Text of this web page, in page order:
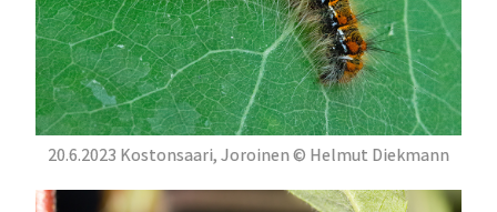
20.6.2023 Kostonsaari, Joroinen © Helmut Diekmann